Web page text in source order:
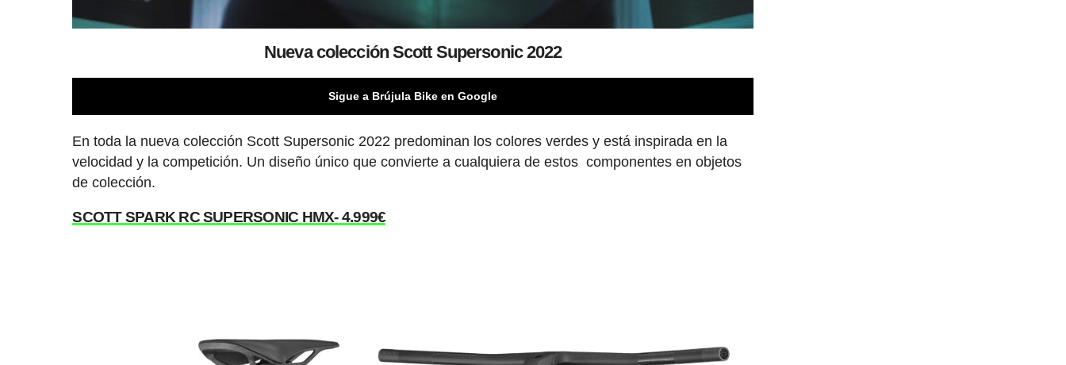
Nueva colección Scott Supersonic 2022
Sigue a Brújula Bike en Google
En toda la nueva colección Scott Supersonic 2022 predominan los colores verdes y está inspirada en la
velocidad y la competición. Un diseño único que convierte a cualquiera de estos componentes en objetos
de colección.
SCOTT SPARK RC SUPERSONIC HMX- 4.999€